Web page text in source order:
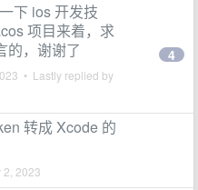
下 ios 开发技
项目来着，求
的，谢谢了
• Lastly replied by
4
转成 Xcode 的
2, 2023